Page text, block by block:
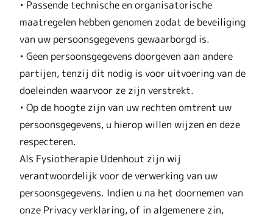
• Passende technische en organisatorische
maatregelen hebben genomen zodat de beveiliging
van uw persoonsgegevens gewaarborgd is.
• Geen persoonsgegevens doorgeven aan andere
partijen, tenzij dit nodig is voor uitvoering van de
doeleinden waarvoor ze zijn verstrekt.
• Op de hoogte zijn van uw rechten omtrent uw
persoonsgegevens, u hierop willen wijzen en deze
respecteren.
Als Fysiotherapie Udenhout zijn wij
verantwoordelijk voor de verwerking van uw
persoonsgegevens. Indien u na het doornemen van
onze Privacy verklaring, of in algemenere zin,